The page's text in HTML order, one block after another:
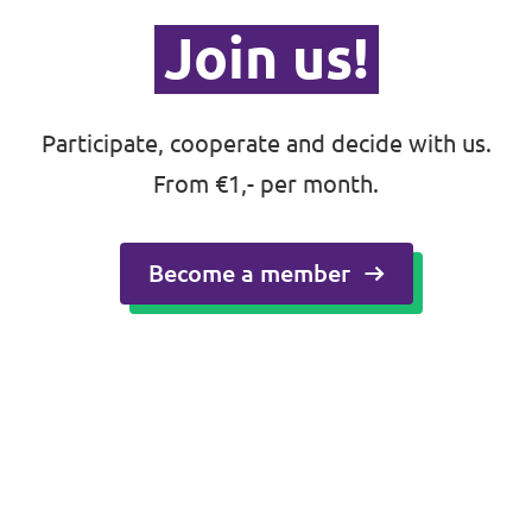
Join us!
Participate, cooperate and decide with us.
From €1,- per month.
Become a member